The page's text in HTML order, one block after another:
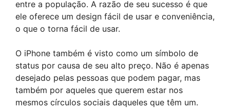
entre a população. A razão de seu sucesso é que
ele oferece um design fácil de usar e conveniência,
o que o torna fácil de usar.
O iPhone também é visto como um símbolo de
status por causa de seu alto preço. Não é apenas
desejado pelas pessoas que podem pagar, mas
também por aqueles que querem estar nos
mesmos círculos sociais daqueles que têm um.